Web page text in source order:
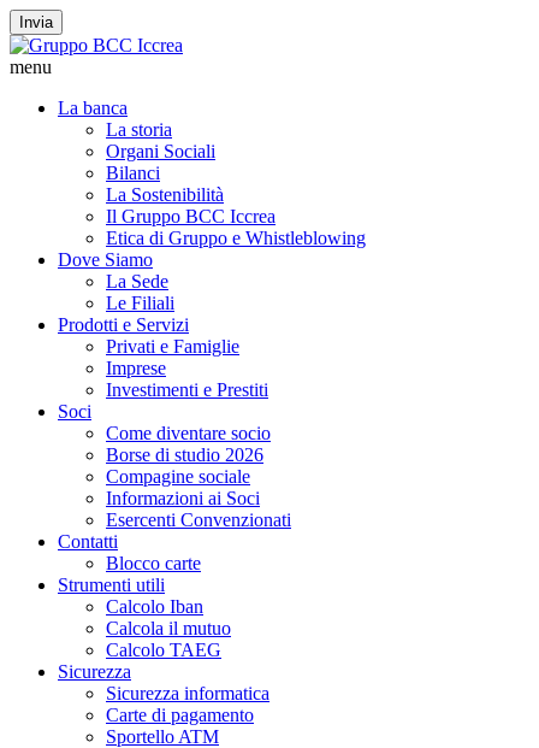
Invia
menu
La banca
La storia
Organi Sociali
Bilanci
La Sostenibilità
Il Gruppo BCC Iccrea
Etica di Gruppo e Whistleblowing
Dove Siamo
La Sede
Le Filiali
Prodotti e Servizi
Privati e Famiglie
Imprese
Investimenti e Prestiti
Soci
Come diventare socio
Borse di studio 2026
Compagine sociale
Informazioni ai Soci
Esercenti Convenzionati
Contatti
Blocco carte
Strumenti utili
Calcolo Iban
Calcola il mutuo
Calcolo TAEG
Sicurezza
Sicurezza informatica
Carte di pagamento
Sportello ATM